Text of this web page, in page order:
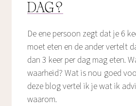
DAG?
De ene persoon zegt dat je 6
moet eten en de ander vertelt
dan 3 keer per dag mag eten.
waarheid? Wat is nou goed
deze blog vertel ik je wat ik
waarom.